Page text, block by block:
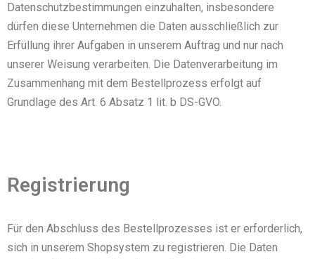
Datenschutzbestimmungen einzuhalten, insbesondere
dürfen diese Unternehmen die Daten ausschließlich zur
Erfüllung ihrer Aufgaben in unserem Auftrag und nur nach
unserer Weisung verarbeiten. Die Datenverarbeitung im
Zusammenhang mit dem Bestellprozess erfolgt auf
Grundlage des Art. 6 Absatz 1 lit. b DS-GVO.
Registrierung
Für den Abschluss des Bestellprozesses ist er erforderlich,
sich in unserem Shopsystem zu registrieren. Die Daten